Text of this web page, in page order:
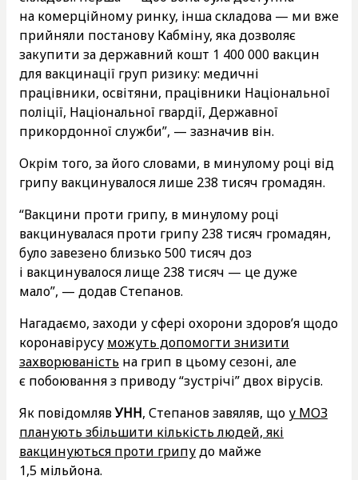
на комерційному ринку, інша складова — ми вже
прийняли постанову Кабміну, яка дозволяє
закупити за державний кошт 1 400 000 вакцин
для вакцинації груп ризику: медичні
працівники, освітяни, працівники Національної
поліції, Національної гвардії, Державної
прикордонної служби”, — зазначив він.
Окрім того, за його словами, в минулому році від
грипу вакцинувалося лише 238 тисяч громадян.
“Вакцини проти грипу, в минулому році
вакцинувалася проти грипу 238 тисяч громадян,
було завезено близько 500 тисяч доз
і вакцинувалося лище 238 тисяч — це дуже
мало”, — додав Степанов.
Нагадаємо, заходи у сфері охорони здоров’я щодо
коронавірусу можуть допомогти знизити
захворюваність на грип в цьому сезоні, але
є побоювання з приводу “зустрічі” двох вірусів.
Як повідомлявУНН, Степанов завяляв, що у МОЗ
планують збільшити кількість людей, які
вакцинуються проти грипудо майже
1,5 мільйона.